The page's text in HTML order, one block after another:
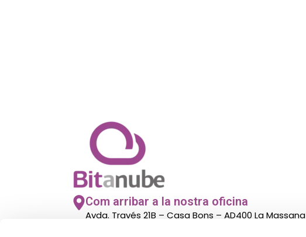
Com arribar a la nostra oficina
Avda. Través 21B – Casa Bons – AD400 La Massana